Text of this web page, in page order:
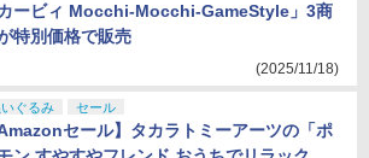
ービィ Mocchi-Mocchi-GameStyle」3商
特別価格で販売
(2025/11/18)
ぐるみ セール
Amazonセール】タカラトミーアーツの「ポ